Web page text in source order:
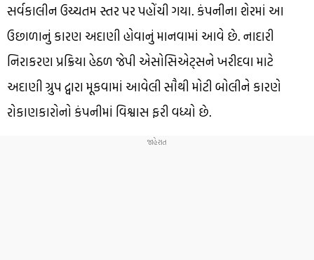
સર્વકાલીન ઉચ્ચતમ સ્તર પર પહોંચી ગયા. કંપનીના શેરમાં આ
ઉછાળાનું કારણ અદાણી હોવાનું માનવામાં આવે છે. નાદારી
નિરાકરણ પ્રક્રિયા હેઠળ જેપી એસોસિએટ્સને ખરીદવા માટે
અદાણી ગ્રુપ દ્વારા મૂકવામાં આવેલી સૌથી મોટી બોલીને કારણે
રોકાણકારોનો કંપનીમાં વિશ્વાસ ફરી વધ્યો છે.